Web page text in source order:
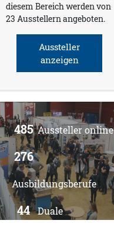
diesem Bereich werden von
23 Ausstellern angeboten.
Aussteller
anzeigen
485Aussteller online
276
Ausbildungsberufe
44 Duale